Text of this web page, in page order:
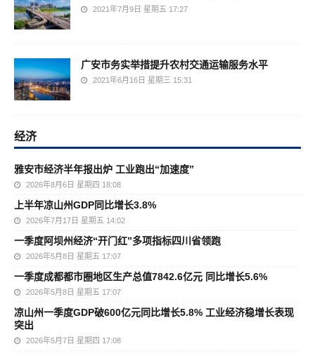
2021年7月9日 星期五 17:27
广安市务实举措提升农村交通运输服务水平
2021年6月16日 星期三 15:31
经济
雅安市经济半年报出炉 工业跑出“加速度”
2026年8月6日 星期四 18:08
上半年凉山州GDP同比增长3.8%
2026年7月17日 星期五 14:02
一季度阿坝州经济“开门红”多项指标四川省领跑
2026年5月8日 星期五 17:07
一季度成都都市圈地区生产总值7842.6亿元 同比增长5.6%
2026年5月8日 星期五 17:07
凉山州一季度GDP破600亿元同比增长5.8% 工业经济稳增长表现
突出
2026年5月7日 星期四 17:08